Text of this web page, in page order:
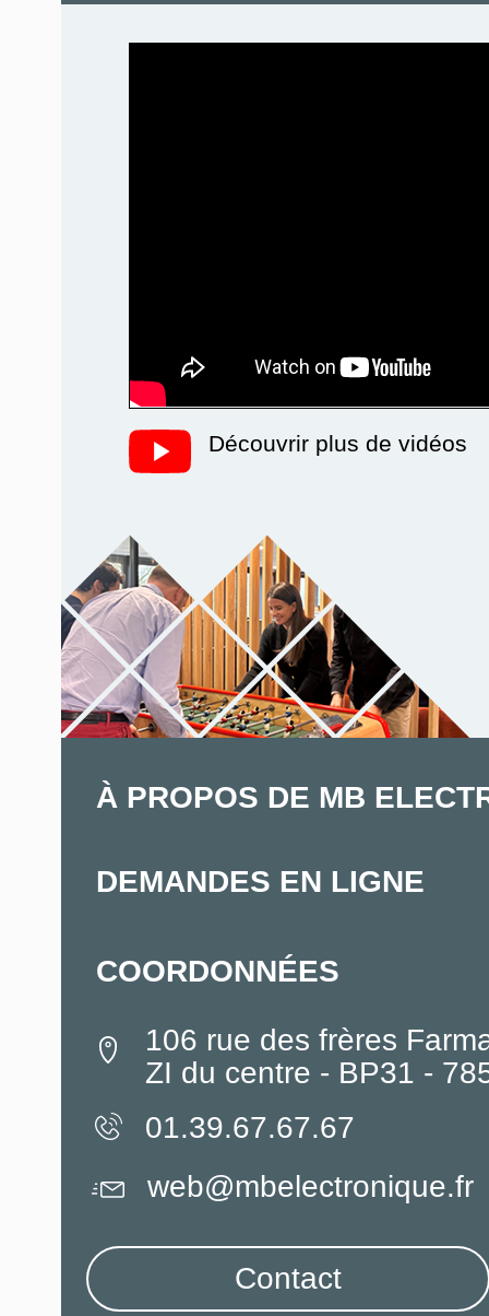
Découvrir plus de vidéos
À PROPOS DE MB
DEMANDES EN LIGNE
COORDONNÉES
106 rue des frères
ZI du centre - BP31 -
01.39.67.67.67
web@mbelectronique.fr
Contact